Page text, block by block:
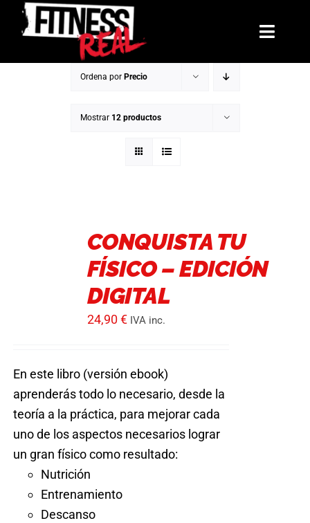
Saltar
Mentorías
Libros
Blog
Contacto
Acceder
Ordena por Precio
Mostrar 12 productos
CONQUISTA TU
FÍSICO – EDICIÓN
DIGITAL
24,90 € IVA inc.
En este libro (versión ebook)
aprenderás todo lo necesario, desde la
teoría a la práctica, para mejorar cada
uno de los aspectos necesarios lograr
un gran físico como resultado:
Nutrición
Entrenamiento
Descanso